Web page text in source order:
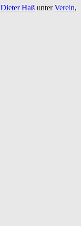
Dieter Haß unterVerein,